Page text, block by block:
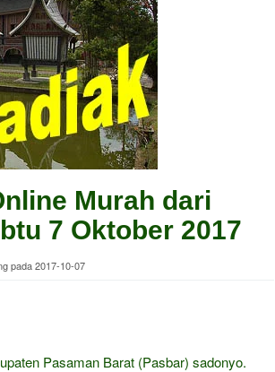
Murah dari
7 Oktober 2017
pada2017-10-07
Pasaman Barat (Pasbar) sadonyo.